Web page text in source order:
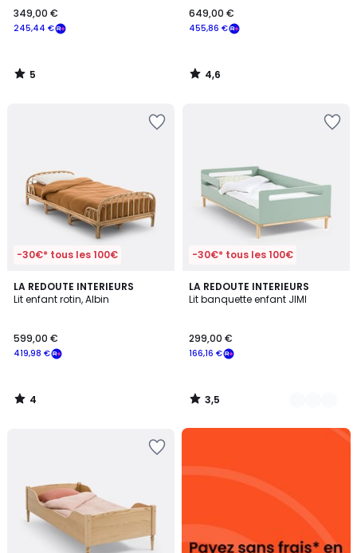
245,44 €
349,00 €
5
/
455,86 €
649,00 €
4,6
/
-30€* tous les 100€
LA REDOUTE INTERIEURS
Lit enfant rotin, Albin
419,98 €
599,00 €
4
/
4
/
-30€* tous les 100€
LA REDOUTE INTERIEURS
Lit banquette enfant JIMI
166,16 €
299,00 €
3,5
/ 5
2
Couleurs
3,5
/
Alma
sans